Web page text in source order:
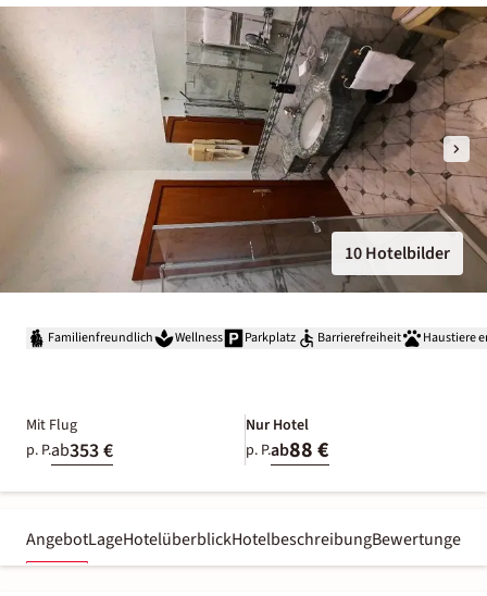
10 Hotelbilder
Familienfreundlich Wellness Parkplatz Barrierefreiheit Haustiere
Mit Flug
p. P.ab353 €
Nur Hotel
p. P.ab88 €
AngebotLageHotelüberblickHotelbeschreibungBewertungen